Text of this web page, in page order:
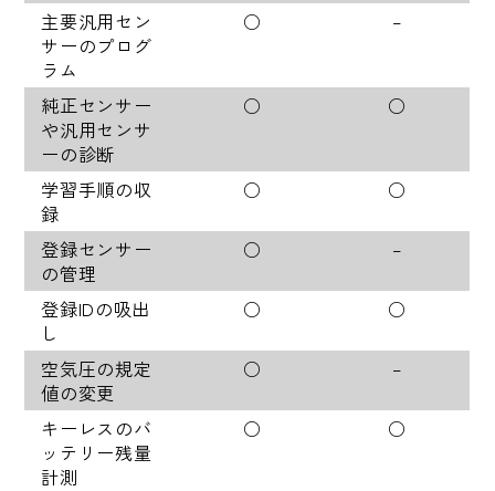
主要汎用セン
サーのプログ
ラム
○ –
純正センサー
や汎用センサ
ーの診断
○ ○
学習手順の収
録
○ ○
登録センサー
の管理
○ –
登録IDの吸出
し
○ ○
空気圧の規定
値の変更
○ –
キーレスのバ
ッテリー残量
計測
○ ○